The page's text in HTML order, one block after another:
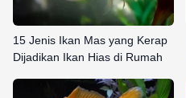
15 Jenis Ikan Mas yang Kerap
Dijadikan Ikan Hias di Rumah